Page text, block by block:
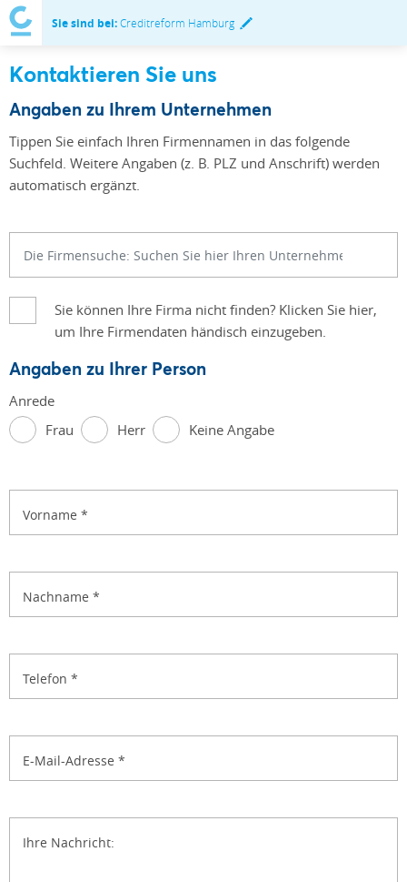
Sie sind bei:Creditreform Hamburg
Kontaktieren Sie uns
Angaben zu Ihrem Unternehmen
Tippen Sie einfach Ihren Firmennamen in das folgende
Suchfeld. Weitere Angaben (z. B. PLZ und Anschrift) werden
automatisch ergänzt.
Sie können Ihre Firma nicht finden? Klicken Sie hier,
um Ihre Firmendaten händisch einzugeben.
Angaben zu Ihrer Person
Anrede
Frau
Herr Keine Angabe
Vorname *
Nachname *
Telefon *
E-Mail-Adresse *
Ihre Nachricht: